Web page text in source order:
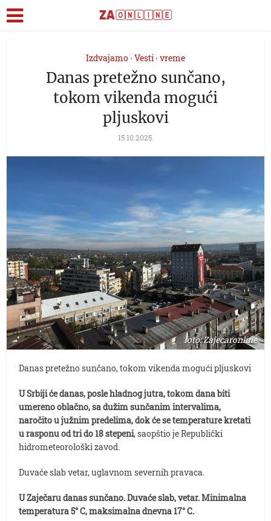
Izdvajamo • Vesti • vreme
Danas pretežno sunčano,
tokom vikenda mogući
pljuskovi
15.10.2025.
foto: Zajecaronline
Danas pretežno sunčano, tokom vikenda mogući pljuskovi
U Srbiji će danas, posle hladnog jutra, tokom dana biti
umereno oblačno, sa dužim sunčanim intervalima,
naročito u južnim predelima, dok će se temperature kretati
u rasponu od tri do 18 stepeni, saopštio je Republički
hidrometeorološki zavod.
Duvaće slab vetar, uglavnom severnih pravaca.
U Zaječaru danas sunčano. Duvaće slab, vetar. Minimalna
temperatura 5° C, maksimalna dnevna 17° C.